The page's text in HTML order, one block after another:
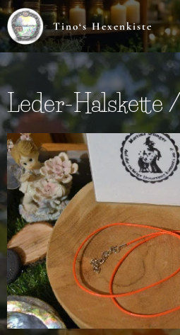
Tino‘s Hexenkiste
Leder-Halskette